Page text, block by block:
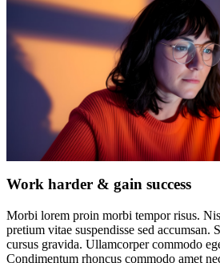
Work harder & gain success
Morbi lorem proin morbi tempor risus.
pretium vitae suspendisse sed accumsan.
cursus gravida. Ullamcorper commodo
Condimentum rhoncus commodo amet